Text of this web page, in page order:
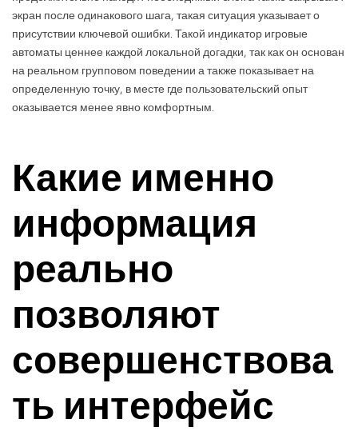
экран после одинакового шага, такая ситуация указывает о
присутствии ключевой ошибки. Такой индикатор игровые
автоматы ценнее каждой локальной догадки, так как он основан
на реальном групповом поведении а также показывает на
определенную точку, в месте где пользовательский опыт
оказывается менее явно комфортным.
Какие именно
информация
реально
позволяют
совершенствова
ть интерфейс